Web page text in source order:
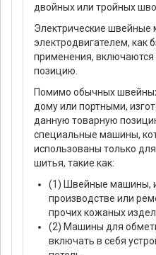
двойных или тройных
Электрические
электродвигателем, как
применения,
позицию.
Помимо обычных
дому или портными,
данную товарную
специальные машины,
использованы только
шитья, такие как:
(1) Швейные машины,
производстве или
прочих кожаных
(2) Машины для
включать в себя